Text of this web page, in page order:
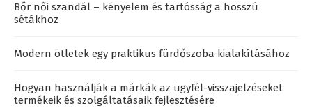
Bőr női szandál – kényelem és tartósság a hosszú
sétákhoz
Modern ötletek egy praktikus fürdőszoba kialakításához
Hogyan használják a márkák az ügyfél-visszajelzéseket
termékeik és szolgáltatásaik fejlesztésére